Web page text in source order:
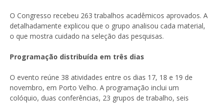
O Congresso recebeu 263 trabalhos acadêmicos aprovados. A
detalhadamente explicou que o grupo analisou cada material,
o que mostra cuidado na seleção das pesquisas.
Programação distribuída em três dias
O evento reúne 38 atividades entre os dias 17, 18 e 19 de
novembro, em Porto Velho. A programação inclui um
colóquio, duas conferências, 23 grupos de trabalho, seis